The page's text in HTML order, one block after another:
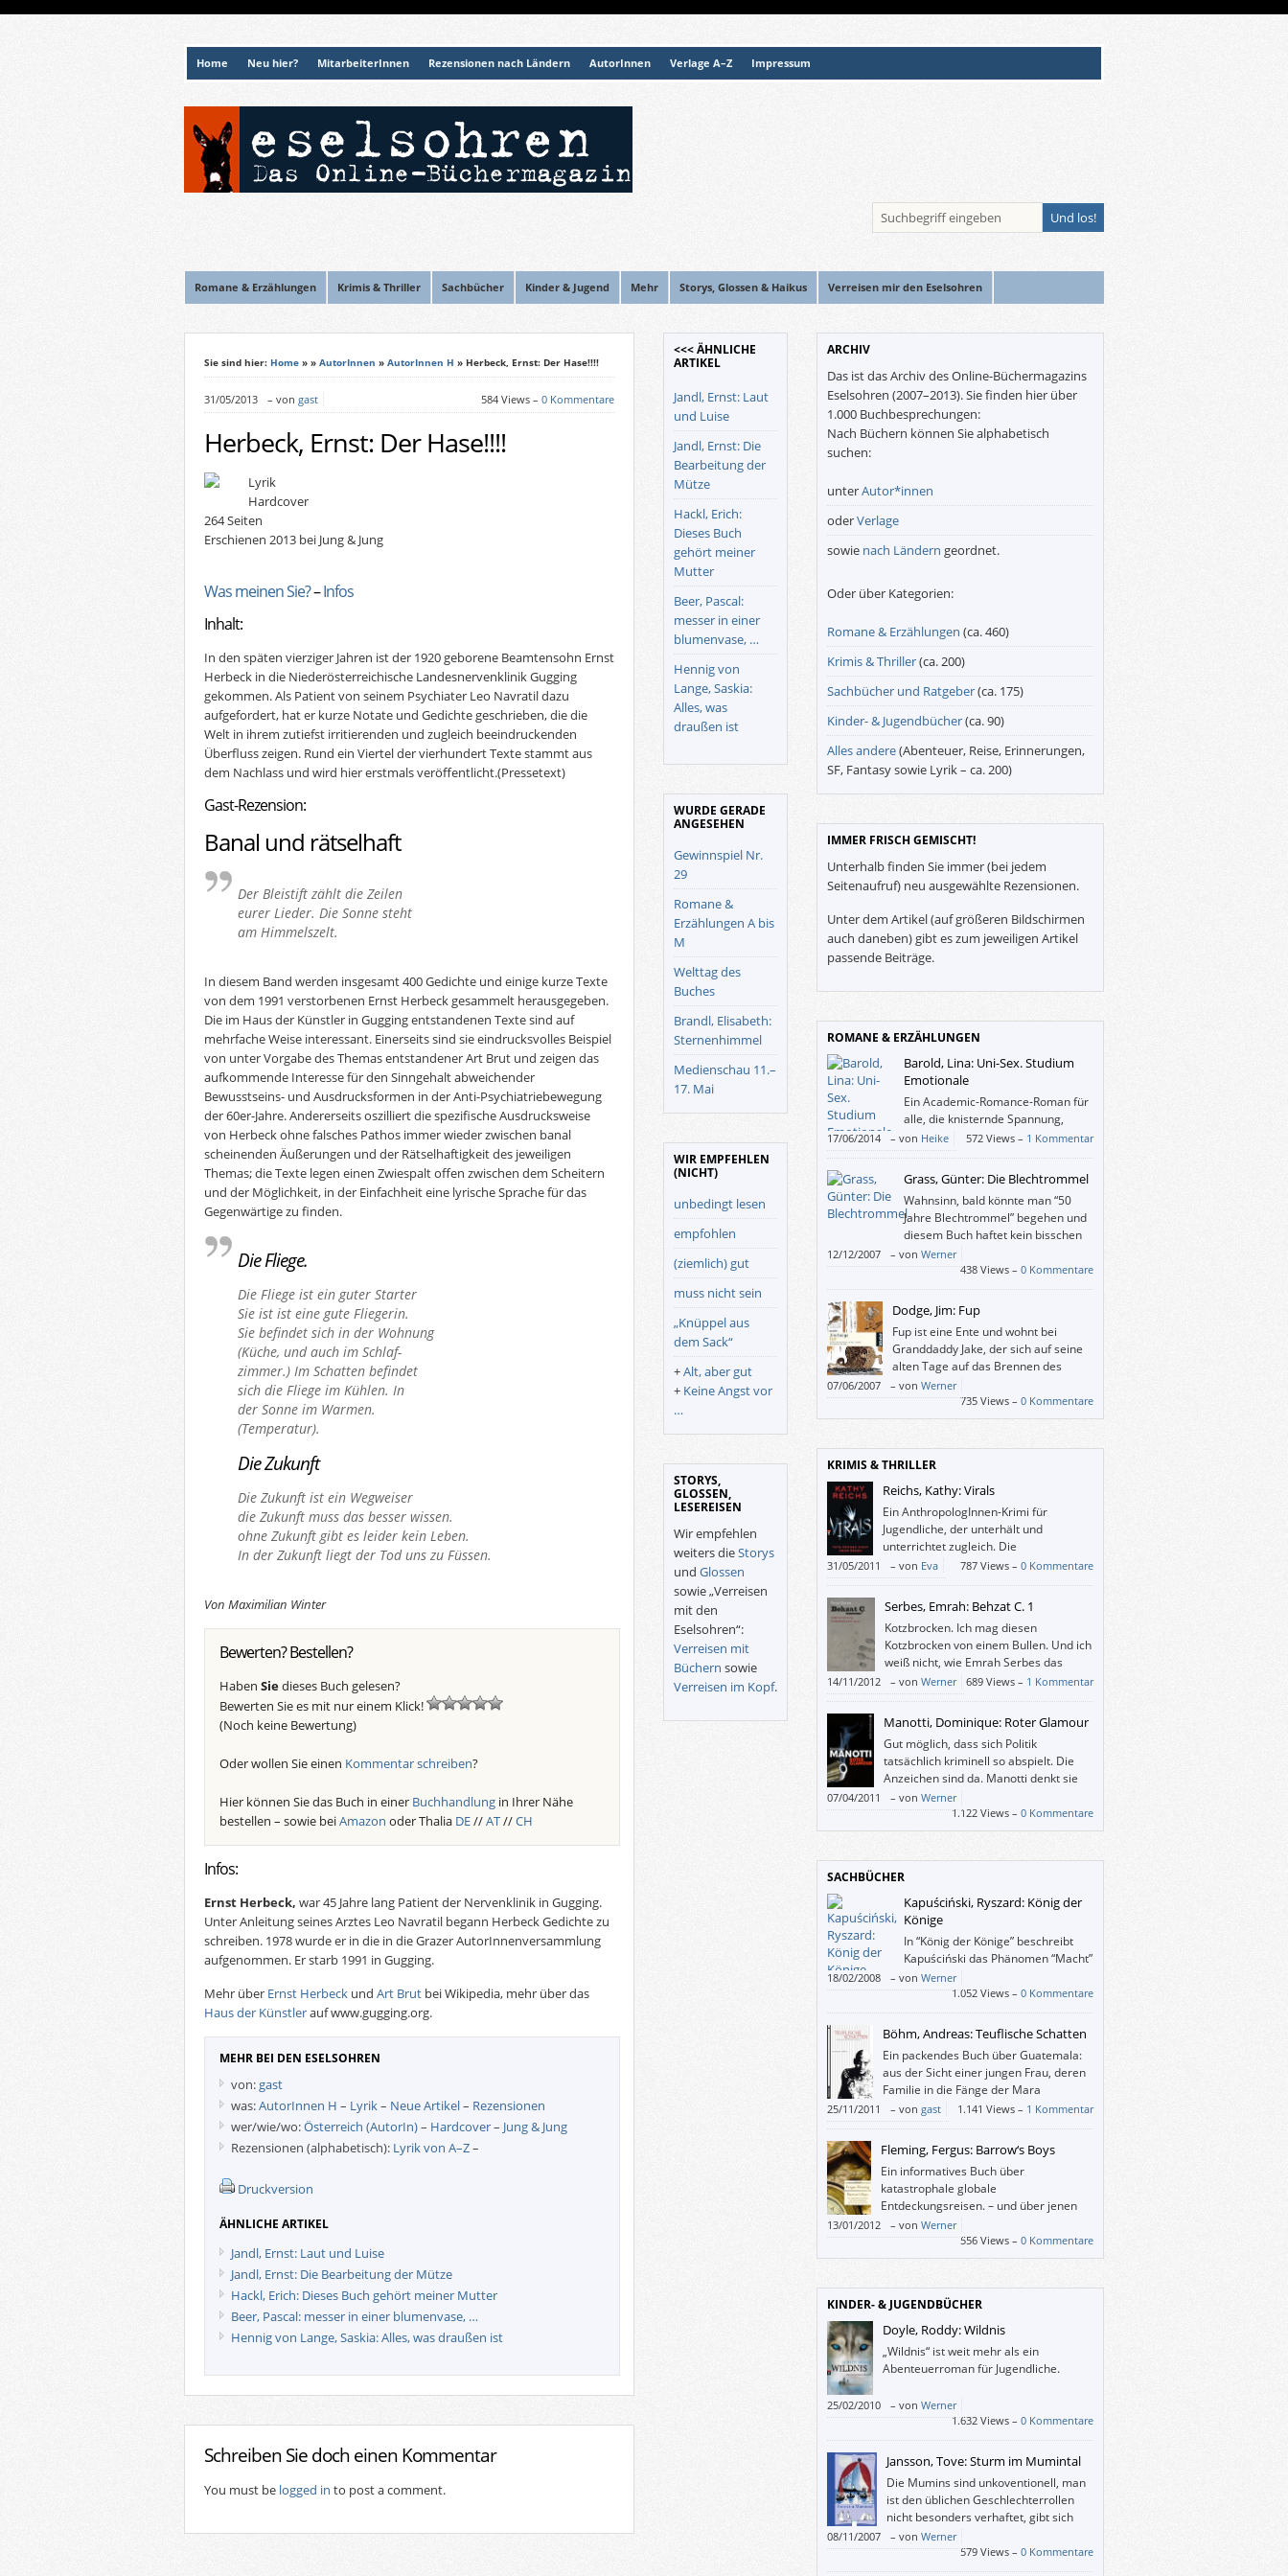
Home Neu hier? MitarbeiterInnen Rezensionen nach Ländern AutorInnen Verlage A–Z Impressum
Romane & Erzählungen Krimis & Thriller Sachbücher Kinder & Jugend Mehr Storys, Glossen & Haikus Verreisen mir den Eselsohren
Sie sind hier: Home » » AutorInnen » AutorInnen H » Herbeck, Ernst: Der Hase!!!!
31/05/2013 – von gast 584 Views – 0 Kommentare
Herbeck, Ernst: Der Hase!!!!
Lyrik
Hardcover
264 Seiten
Erschienen 2013 bei Jung & Jung
Was meinen Sie?–Infos
Inhalt:
In den späten vierziger Jahren ist der 1920 geborene Beamtensohn Ernst
Herbeck in die Niederösterreichische Landesnervenklinik Gugging
gekommen. Als Patient von seinem Psychiater Leo Navratil dazu
aufgefordert, hat er kurze Notate und Gedichte geschrieben, die die
Welt in ihrem zutiefst irritierenden und zugleich beeindruckenden
Überfluss zeigen. Rund ein Viertel der vierhundert Texte stammt aus
dem Nachlass und wird hier erstmals veröffentlicht.(Pressetext)
Gast-Rezension:
Banal und rätselhaft
Der Bleistift zählt die Zeilen
eurer Lieder. Die Sonne steht
am Himmelszelt.
In diesem Band werden insgesamt 400 Gedichte und einige kurze Texte
von dem 1991 verstorbenen Ernst Herbeck gesammelt herausgegeben.
Die im Haus der Künstler in Gugging entstandenen Texte sind auf
mehrfache Weise interessant. Einerseits sind sie eindrucksvolles Beispiel
von unter Vorgabe des Themas entstandener Art Brut und zeigen das
aufkommende Interesse für den Sinngehalt abweichender
Bewusstseins- und Ausdrucksformen in der Anti-Psychiatriebewegung
der 60er-Jahre. Andererseits oszilliert die spezifische Ausdrucksweise
von Herbeck ohne falsches Pathos immer wieder zwischen banal
scheinenden Äußerungen und der Rätselhaftigkeit des jeweiligen
Themas; die Texte legen einen Zwiespalt offen zwischen dem Scheitern
und der Möglichkeit, in der Einfachheit eine lyrische Sprache für das
Gegenwärtige zu finden.
Die Fliege.
Die Fliege ist ein guter Starter
Sie ist ist eine gute Fliegerin.
Sie befindet sich in der Wohnung
(Küche, und auch im Schlaf-
zimmer.) Im Schatten befindet
sich die Fliege im Kühlen. In
der Sonne im Warmen.
(Temperatur).
Die Zukunft
Die Zukunft ist ein Wegweiser
die Zukunft muss das besser wissen.
ohne Zukunft gibt es leider kein Leben.
In der Zukunft liegt der Tod uns zu Füssen.
Von Maximilian Winter
Bewerten? Bestellen?
Haben Siedieses Buch gelesen?
Bewerten Sie es mit nur einem Klick!
(Noch keine Bewertung)
Oder wollen Sie einen Kommentar schreiben?
Hier können Sie das Buch in einer Buchhandlung in Ihrer Nähe
bestellen – sowie beiAmazon oder Thalia DE//AT//CH
Infos:
Ernst Herbeck, war 45 Jahre lang Patient der Nervenklinik in Gugging.
Unter Anleitung seines Arztes Leo Navratil begann Herbeck Gedichte zu
schreiben. 1978 wurde er in die in die Grazer AutorInnenversammlung
aufgenommen. Er starb 1991 in Gugging.
Mehr über Ernst Herbeck und Art Brut bei Wikipedia, mehr über das
Haus der Künstlerauf www.gugging.org.
MEHR BEI DEN ESELSOHREN
von:gast
was:AutorInnen H – Lyrik– Neue Artikel– Rezensionen
wer/wie/wo:Österreich (AutorIn)– Hardcover– Jung & Jung
Rezensionen (alphabetisch): Lyrik von A–Z–
Druckversion
ÄHNLICHE ARTIKEL
Jandl, Ernst: Laut und Luise
Jandl, Ernst: Die Bearbeitung der Mütze
Hackl, Erich: Dieses Buch gehört meiner Mutter
Beer, Pascal: messer in einer blumenvase, …
Hennig von Lange, Saskia: Alles, was draußen ist
Schreiben Sie doch einen Kommentar
You must be logged in to post a comment.
<<< ÄHNLICHE
ARTIKEL
Jandl, Ernst: Laut
und Luise
Jandl, Ernst: Die
Bearbeitung der
Mütze
Hackl, Erich:
Dieses Buch
gehört meiner
Mutter
Beer, Pascal:
messer in einer
blumenvase, …
Hennig von
Lange, Saskia:
Alles, was
draußen ist
WURDE GERADE
ANGESEHEN
Gewinnspiel Nr.
29
Romane &
Erzählungen A bis
M
Welttag des
Buches
Brandl, Elisabeth:
Sternenhimmel
Medienschau 11.–
17. Mai
WIR EMPFEHLEN
(NICHT)
unbedingt lesen
empfohlen
(ziemlich) gut
muss nicht sein
„Knüppel aus
dem Sack“
+Alt, aber gut
+ Keine Angst vor
…
STORYS,
GLOSSEN,
LESEREISEN
Wir empfehlen
weiters dieStorys
und Glossen
sowie „Verreisen
mit den
Eselsohren“:
Verreisen mit
Büchern sowie
Verreisen im Kopf.
ARCHIV
Das ist das Archiv des Online-Büchermagazins
Eselsohren (2007–2013). Sie finden hier über
1.000 Buchbesprechungen:
Nach Büchern können Sie alphabetisch
suchen:
unterAutor*innen
oderVerlage
sowie nach Ländern geordnet.
Oder über Kategorien:
Romane & Erzählungen (ca. 460)
Krimis & Thriller(ca. 200)
Sachbücher und Ratgeber(ca. 175)
Kinder- & Jugendbücher(ca. 90)
Alles andere(Abenteuer, Reise, Erinnerungen,
SF, Fantasy sowie Lyrik – ca. 200)
IMMER FRISCH GEMISCHT!
Unterhalb finden Sie immer (bei jedem
Seitenaufruf) neu ausgewählte Rezensionen.
Unter dem Artikel (auf größeren Bildschirmen
auch daneben) gibt es zum jeweiligen Artikel
passende Beiträge.
ROMANE & ERZÄHLUNGEN
Barold, Lina: Uni-Sex. Studium
Emotionale
Ein Academic-Romance-Roman für
alle, die knisternde Spannung,
Goethe und geheimnisvolle und vor
allem erotische Affären lieben.
17/06/2014 – von Heike 572 Views – 1 Kommentar
Grass, Günter: Die Blechtrommel
Wahnsinn, bald könnte man “50
Jahre Blechtrommel” begehen und
diesem Buch haftet kein bisschen
Patina an.
12/12/2007 – von Werner
438 Views – 0 Kommentare
Dodge, Jim: Fup
Fup ist eine Ente und wohnt bei
Granddaddy Jake, der sich auf seine
alten Tage auf das Brennen des
Whiskeys “Ol’ Death Whisper”
konzentriert, von dem er sich ewiges Leben
verspricht.
07/06/2007 – von Werner
735 Views – 0 Kommentare
KRIMIS & THRILLER
Reichs, Kathy: Virals
Ein AnthropologInnen-Krimi für
Jugendliche, der unterhält und
unterrichtet zugleich. Die
ProtagonistInnen sind allesamt auf
feine Art illustrierte Prototypen und laden daher
zur Identifikation ein; dieses Buch wird aber wohl
eher Mädchen ansprechen.
31/05/2011 – von Eva 787 Views – 0 Kommentare
Serbes, Emrah: Behzat C. 1
Kotzbrocken. Ich mag diesen
Kotzbrocken von einem Bullen. Und ich
weiß nicht, wie Emrah Serbes das
geschafft hat.
14/11/2012 – von Werner 689 Views – 1 Kommentar
Manotti, Dominique: Roter Glamour
Gut möglich, dass sich Politik
tatsächlich kriminell so abspielt. Die
Anzeichen sind da. Manotti denkt sie
zu Ende und füllt sie mit Leben.
07/04/2011 – von Werner
1.122 Views – 0 Kommentare
SACHBÜCHER
Kapuściński, Ryszard: König der
Könige
In “König der Könige” beschreibt
Kapuściński das Phänomen “Macht”
nicht über Helden-Verehrung oder -
Kritik, sondern aus der Perspektive der Insider,
der Würdenträger, Spitzel und Helfershelfer, die
voller Angst und Stolz einem absoluten Herrscher
gedient haben.
18/02/2008 – von Werner
1.052 Views – 0 Kommentare
Böhm, Andreas: Teuflische Schatten
Ein packendes Buch über Guatemala:
aus der Sicht einer jungen Frau, deren
Familie in die Fänge der Mara
„Salvatrucha“ gerät.
25/11/2011 – von gast 1.141 Views – 1 Kommentar
Fleming, Fergus: Barrow‘s Boys
Ein informatives Buch über
katastrophale globale
Entdeckungsreisen. – und über jenen
untergeordneten Beamten, der viele
Männer in den Tod geschickt hat.
13/01/2012 – von Werner
556 Views – 0 Kommentare
KINDER- & JUGENDBÜCHER
Doyle, Roddy: Wildnis
„Wildnis“ ist weit mehr als ein
Abenteuerroman für Jugendliche.
25/02/2010 – von Werner
1.632 Views – 0 Kommentare
Jansson, Tove: Sturm im Mumintal
Die Mumins sind unkoventionell, man
ist den üblichen Geschlechterrollen
nicht besonders verhaftet, gibt sich
Geborgenheit und lebt mehr
anarchisch als bürgerlich, die Erwachsenen sind
auch kindlich und die Kinder zum Teil sehr
08/11/2007 – von Werner
579 Views – 0 Kommentare